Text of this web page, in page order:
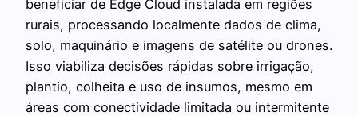
beneficiar de Edge Cloud instalada em regiões
rurais, processando localmente dados de clima,
solo, maquinário e imagens de satélite ou drones.
Isso viabiliza decisões rápidas sobre irrigação,
plantio, colheita e uso de insumos, mesmo em
áreas com conectividade limitada ou intermitente